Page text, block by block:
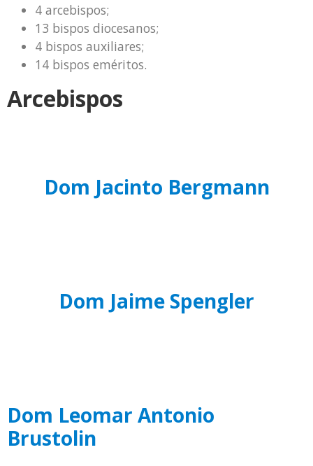
4 arcebispos;
13 bispos diocesanos;
4 bispos auxiliares;
14 bispos eméritos.
Arcebispos
Dom Jacinto Bergmann
Dom Jaime Spengler
Dom Leomar Antonio
Brustolin